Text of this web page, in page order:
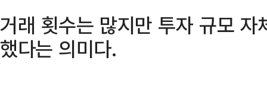
거래 횟수는 많지만 투자 규모
했다는 의미다.